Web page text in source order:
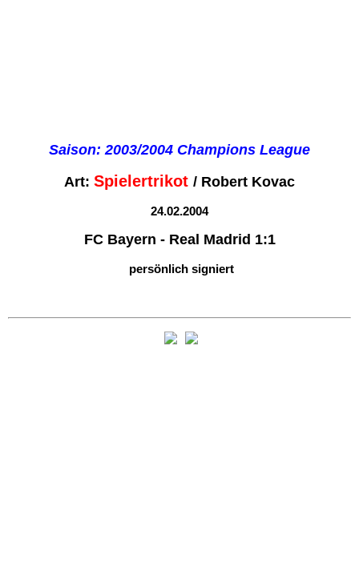
Saison: 2003/2004 Champions League
Art: Spielertrikot / Robert Kovac
24.02.2004
FC Bayern - Real Madrid 1:1
persönlich signiert